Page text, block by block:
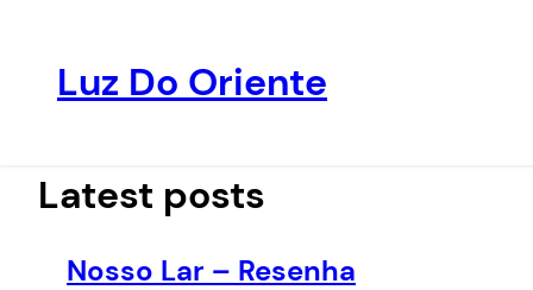
conteúdo
Luz Do Oriente
Latest posts
Nosso Lar – Resenha